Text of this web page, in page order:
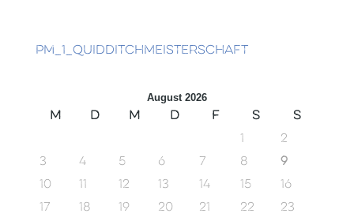
PM_1_Quidditchmeisterschaft
August 2026
M D M D F S
S
1
2
3
4 5 6 7 8
9
10
11 12 13 14 15
16
17
18 19 20 21 22
23